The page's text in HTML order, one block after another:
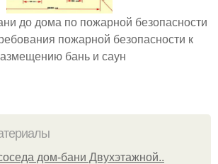
до дома по пожарной безопасности
пожарной безопасности к
бань и саун
дом-бани Двухэтажной..